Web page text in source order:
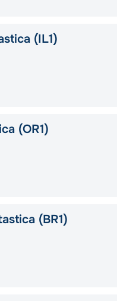
(IL1)
(OR1)
(BR1)